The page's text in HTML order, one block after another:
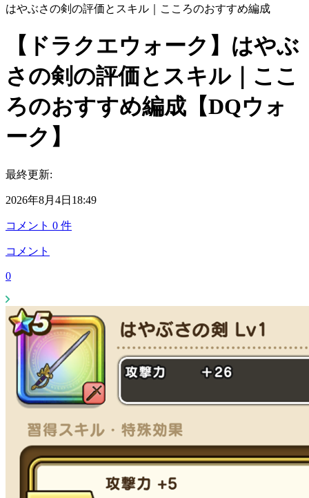
はやぶさの剣の評価とスキル｜こころのおすすめ編成
【ドラクエウォーク】はやぶ
さの剣の評価とスキル｜ここ
ろのおすすめ編成【DQウォ
ーク】
最終更新:
2026年8月4日18:49
コメント 0 件
コメント
0